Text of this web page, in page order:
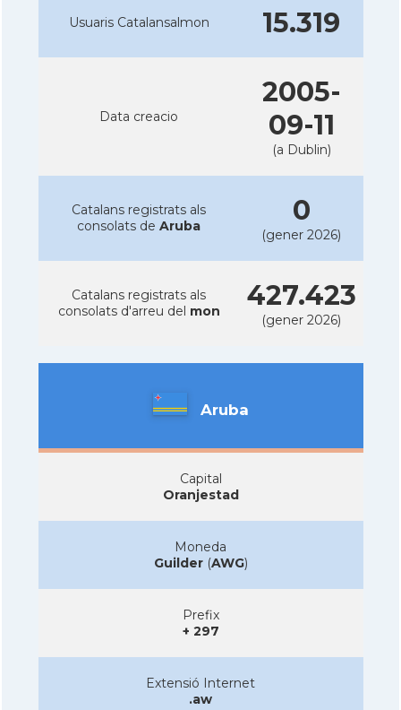
Usuaris Catalansalmon 15.319
Data creacio
2005-
09-11
(a Dublin)
Catalans registrats als
consolats de Aruba 0
(gener 2026)
Catalans registrats als
consolats d'arreu del mon 427.423
(gener 2026)
Aruba
Capital
Oranjestad
Moneda
Guilder(AWG)
Prefix
+ 297
Extensió Internet
.aw